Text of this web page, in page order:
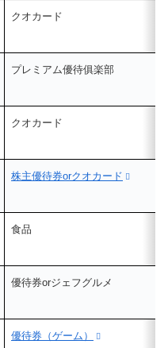
クオカード
プレミアム優待俱楽部
クオカード
株主優待券orクオカード
食品
優待券orジェフグルメ
優待券（ゲーム）